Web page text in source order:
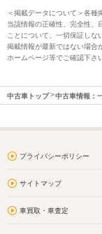
＜掲載データについて＞各種
当該情報の正確性、完全性、
ことについて、一切保証しな
掲載情報が最新ではない場合
ホームページ等でご確認下さ
中古車トップ 中古車情報：
プライバシーポリシー
サイトマップ
車買取・車査定